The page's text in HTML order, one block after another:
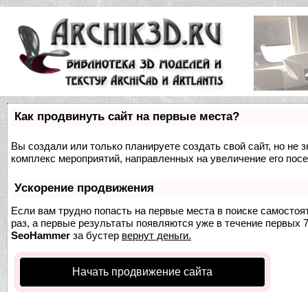
Как продвинуть сайт на первые места?
Вы создали или только планируете создать свой сайт, но не
комплекс мероприятий, направленных на увеличение его
Ускорение продвижения
Если вам трудно попасть на первые места в поиске
раз, а первые результаты появляются уже в течение первых
SeoHammer за бустер вернут деньги.
Начать продвижение сайта